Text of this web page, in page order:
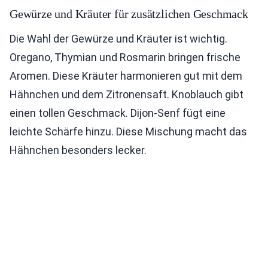
Gewürze und Kräuter für zusätzlichen Geschmack
Die Wahl der Gewürze und Kräuter ist wichtig.
Oregano, Thymian und Rosmarin bringen frische
Aromen. Diese Kräuter harmonieren gut mit dem
Hähnchen und dem Zitronensaft. Knoblauch gibt
einen tollen Geschmack. Dijon-Senf fügt eine
leichte Schärfe hinzu. Diese Mischung macht das
Hähnchen besonders lecker.